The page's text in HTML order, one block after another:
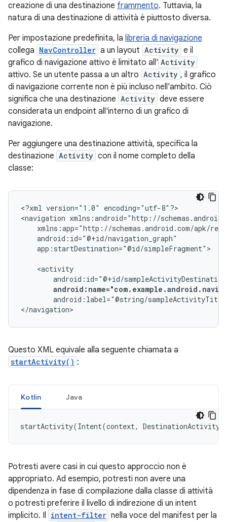
creazione di una destinazione frammento. Tuttavia, la
natura di una destinazione di attività è piuttosto diversa.
Per impostazione predefinita, la libreria di navigazione
collega NavController a un layout Activity e il
grafico di navigazione attivo è limitato all' Activity
attivo. Se un utente passa a un altro Activity , il grafico
di navigazione corrente non è più incluso nell'ambito. Ciò
significa che una destinazione Activity deve essere
considerata un endpoint all'interno di un grafico di
navigazione.
Per aggiungere una destinazione attività, specifica la
destinazione Activity con il nome completo della
classe:
<?xml version="1.0"
encoding="utf-8"?>
<navigation
app:startDestination="@id/simpleFragment">
android:label="@string/
</navigation>
Questo XML equivale alla seguente chiamata a
startActivity() :
Kotlin Java
startActivity(Intent(context, DestinationActivity
Potresti avere casi in cui questo approccio non è
appropriato. Ad esempio, potresti non avere una
dipendenza in fase di compilazione dalla classe di attività
o potresti preferire il livello di indirezione di un intent
implicito. Il intent-filter nella voce del manifest per la